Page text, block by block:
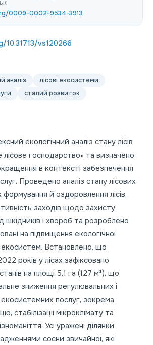
0009-0002-9534-3913
10.31713/vs120266
аналіз
лісові екосистеми
сталий розвиток
екологічний аналіз стану лісів
лісове господарство» та визначено
в контексті забезпечення
Проведено аналіз стану лісових
й оздоровлення лісів,
заходів щодо захисту
шкідників і хвороб та розроблено
на підвищення екологічної
екосистем. Встановлено, що
років у лісах зафіксовано
на площі 5,1 га (127 м³), що
зниження регулювальних і
послуг, зокрема
стабілізації мікроклімату та
Усі уражені ділянки
сосни звичайної, які